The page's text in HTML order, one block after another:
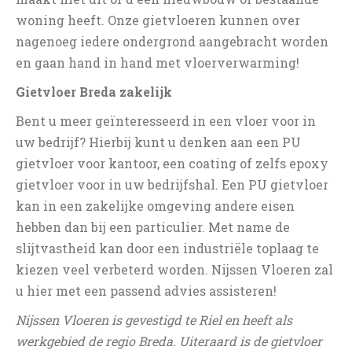
woning heeft. Onze gietvloeren kunnen over
nagenoeg iedere ondergrond aangebracht worden
en gaan hand in hand met vloerverwarming!
Gietvloer Breda zakelijk
Bent u meer geïnteresseerd in een vloer voor in
uw bedrijf? Hierbij kunt u denken aan een PU
gietvloer voor kantoor, een coating of zelfs epoxy
gietvloer voor in uw bedrijfshal. Een PU gietvloer
kan in een zakelijke omgeving andere eisen
hebben dan bij een particulier. Met name de
slijtvastheid kan door een industriële toplaag te
kiezen veel verbeterd worden. Nijssen Vloeren zal
u hier met een passend advies assisteren!
Nijssen Vloeren is gevestigd te Riel en heeft als
werkgebied de regio Breda. Uiteraard is de gietvloer